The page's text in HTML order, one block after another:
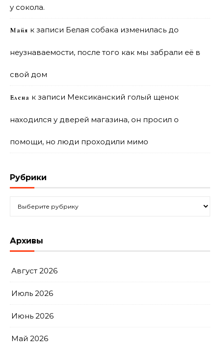
у сокола.
Майя к записи Белая собака изменилась до
неузнаваемости, после того как мы забрали её в
свой дом
Елена к записи Мексиканский голый щенок
находился у дверей магазина, он просил о
помощи, но люди проходили мимо
Рубрики
Архивы
Август 2026
Июль 2026
Июнь 2026
Май 2026